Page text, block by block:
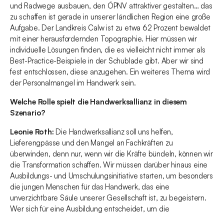
und Radwege ausbauen, den ÖPNV attraktiver gestalten… das
zu schaffen ist gerade in unserer ländlichen Region eine große
Aufgabe. Der Landkreis Calw ist zu etwa 62 Prozent bewaldet
mit einer herausfordernden Topographie. Hier müssen wir
individuelle Lösungen finden, die es vielleicht nicht immer als
Best-Practice-Beispiele in der Schublade gibt. Aber wir sind
fest entschlossen, diese anzugehen. Ein weiteres Thema wird
der Personalmangel im Handwerk sein.
Welche Rolle spielt die Handwerksallianz in diesem
Szenario?
Leonie Roth: Die Handwerksallianz soll uns helfen,
Lieferengpässe und den Mangel an Fachkräften zu
überwinden, denn nur, wenn wir die Kräfte bündeln, können wir
die Transformation schaffen. Wir müssen darüber hinaus eine
Ausbildungs- und Umschulungsinitiative starten, um besonders
die jungen Menschen für das Handwerk, das eine
unverzichtbare Säule unserer Gesellschaft ist, zu begeistern.
Wer sich für eine Ausbildung entscheidet, um die